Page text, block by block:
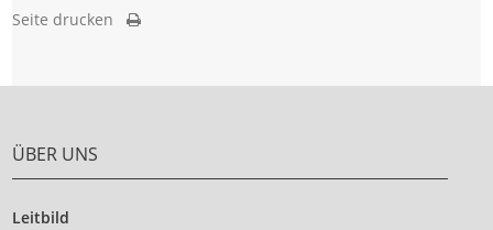
Seite drucken
ÜBER UNS
Leitbild